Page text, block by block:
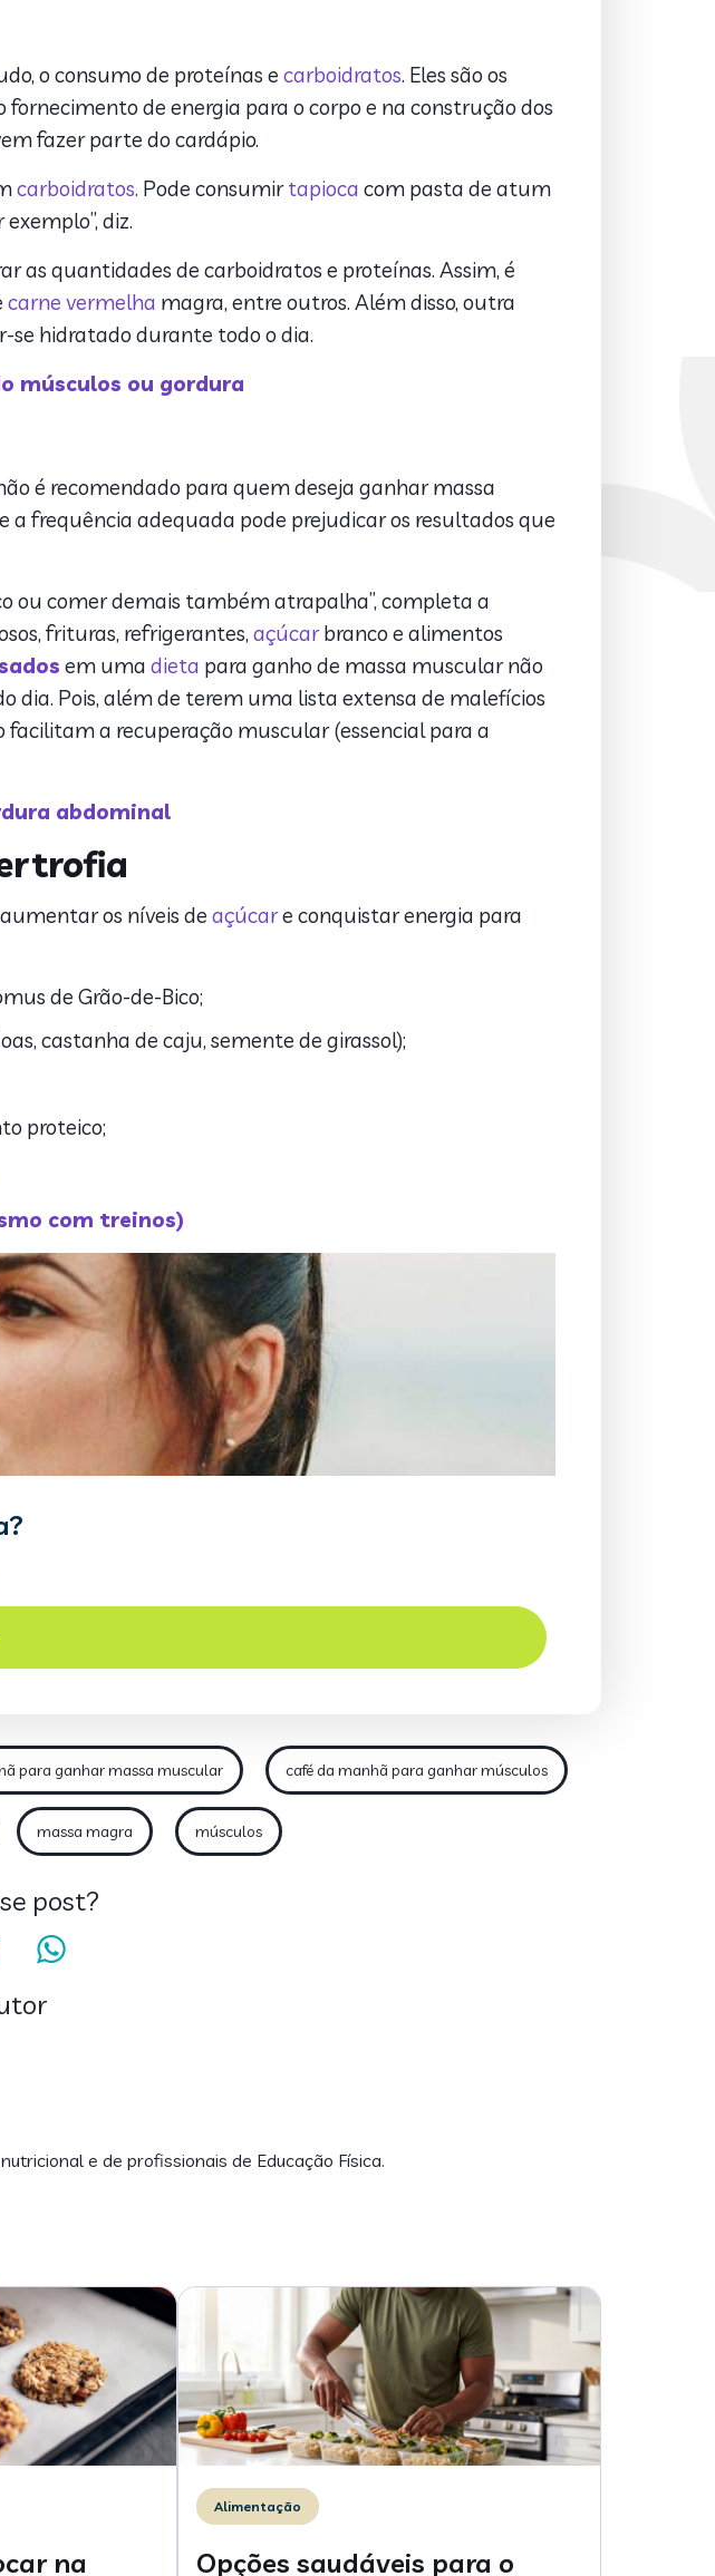
o consumo de proteínas e carboidratos. Eles são os
de energia para o corpo e na construção dos
fazer parte do cardápio.
carboidratos. Pode consumirtapioca com pasta de atum
exemplo”, diz.
as quantidades de carboidratos e proteínas. Assim, é
carne vermelha magra, entre outros. Além disso, outra
se hidratado durante todo o dia.
músculos ou gordura
é recomendado para quem deseja ganhar massa
frequência adequada pode prejudicar os resultados que
ou comer demais também atrapalha”, completa a
frituras, refrigerantes, açúcarbranco e alimentos
em uma dieta para ganho de massa muscular não
Pois, além de terem uma lista extensa de malefícios
a recuperação muscular (essencial para a
abdominal
os níveis de açúcare conquistar energia para
de Grão-de-Bico;
castanha de caju, semente de girassol);
proteico;
com treinos)
para ganhar massa muscular café da manhã para ganhar músculos
massa magra músculos
post?
e de profissionais de Educação Física.
na
Alimentação
Opções saudáveis para o